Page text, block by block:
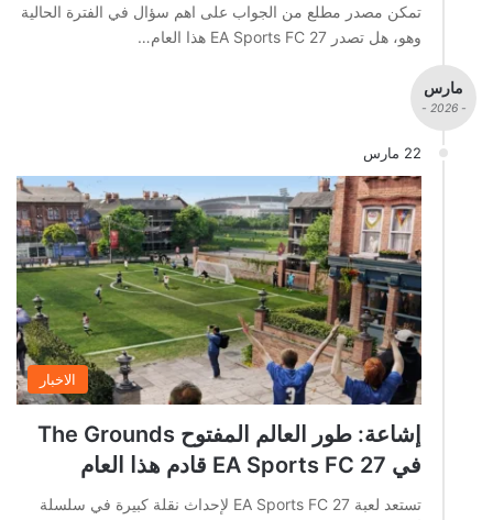
تمكن مصدر مطلع من الجواب على اهم سؤال في الفترة الحالية
وهو، هل تصدر EA Sports FC 27 هذا العام…
مارس
- 2026 -
22 مارس
الاخبار
إشاعة: طور العالم المفتوح The Grounds
في EA Sports FC 27 قادم هذا العام
تستعد لعبة EA Sports FC 27 لإحداث نقلة كبيرة في سلسلة